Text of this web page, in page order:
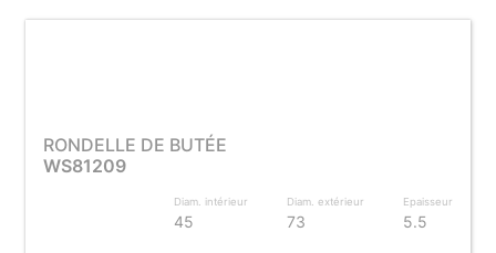
RONDELLE DE BUTÉE
WS81209
Diam. intérieur
45
Diam. extérieur
73
Epaisseur
5.5